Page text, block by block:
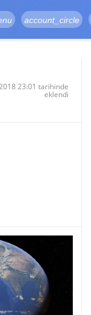
account_circle
23:01 tarihinde
eklendi